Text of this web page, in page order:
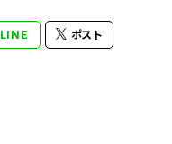
LINE ポスト